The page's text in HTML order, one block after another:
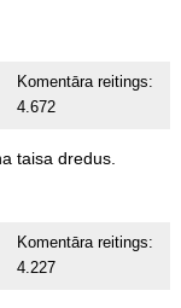
Komentāra reitings:
4.672
taisa dredus.
Komentāra reitings:
4.227